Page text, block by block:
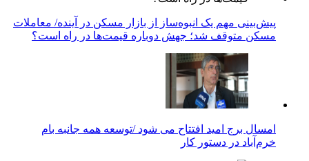
پیش‌بینی مهم یک انبوه‌ساز از بازار مسکن در آینده/ معاملات
مسکن متوقف شد؛ جهش دوباره قیمت‌ها در راه است؟
امسال برج امید افتتاح می شود /توسعه همه جانبه بام
خرم‌آباد در دستور کار